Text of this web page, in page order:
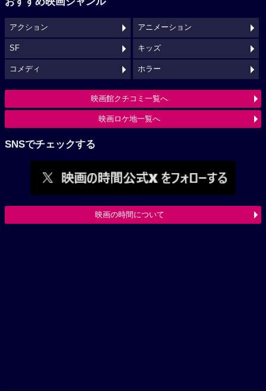
アクション アニメーション
SF キッズ
コメディ ホラー
映画館クチコミ一覧へ
映画ロケ地一覧へ
SNSでチェックする
映画の時間について